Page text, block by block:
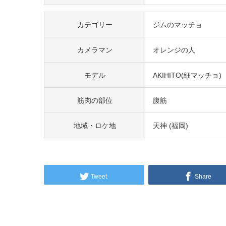
カテゴリー ジムのマッチョ
カメラマン オレンジの人
モデル AKIHITO(細マッチョ)
筋肉の部位 腹筋
地域・ロケ地 天神 (福岡)
Tweet Share